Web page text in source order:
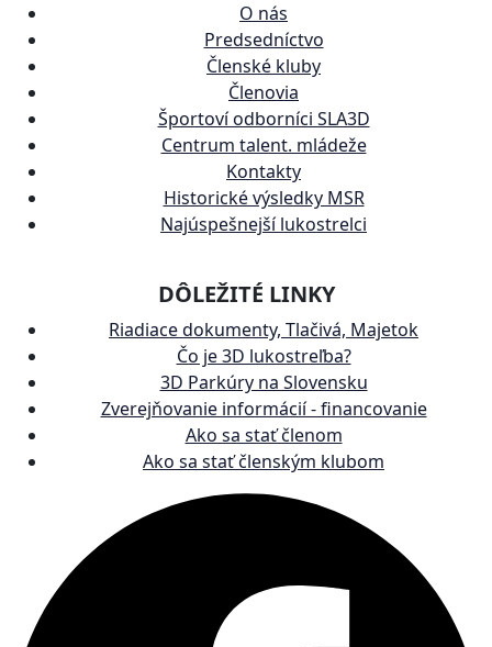
O nás
Predsedníctvo
Členské kluby
Členovia
Športoví odborníci SLA3D
Centrum talent. mládeže
Kontakty
Historické výsledky MSR
Najúspešnejší lukostrelci
DÔLEŽITÉ LINKY
Riadiace dokumenty, Tlačivá, Majetok
Čo je 3D lukostreľba?
3D Parkúry na Slovensku
Zverejňovanie informácií - financovanie
Ako sa stať členom
Ako sa stať členským klubom